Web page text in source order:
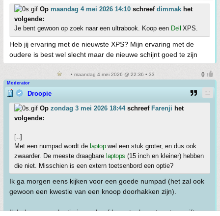
Op maandag 4 mei 2026 14:10 schreef dimmak het
volgende:
Je bent gewoon op zoek naar een ultrabook. Koop een Dell XPS.
Heb jij ervaring met de nieuwste XPS? Mijn ervaring met de
oudere is best wel slecht maar de nieuwe schijnt goed te zijn
• maandag 4 mei 2026 @ 22:36 • 33
Moderator
Droopie
Op zondag 3 mei 2026 18:44schreef Farenji het
volgende:
[..]
Met een numpad wordt de laptopwel een stuk groter, en dus ook
zwaarder. De meeste draagbare laptops (15 inch en kleiner) hebben
die niet. Misschien is een extern toetsenbord een optie?
Ik ga morgen eens kijken voor een goede numpad (het zal ook
gewoon een kwestie van een knoop doorhakken zijn).
Ik heb nu een plaatje in mn hoofd qua toekomst met aangiftes